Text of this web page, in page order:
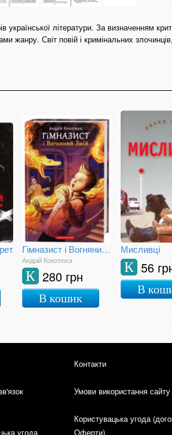
української літератури. За визначенням
жанру. Світ повій і кримінальних
Гімназист і Вогняний Змій
Андрій Кокотюха
280 грн
К
В кошик
Мисливці
56
К
В
Контакти
Умови використання сайту
угода
Користувацька угода
Оферти)